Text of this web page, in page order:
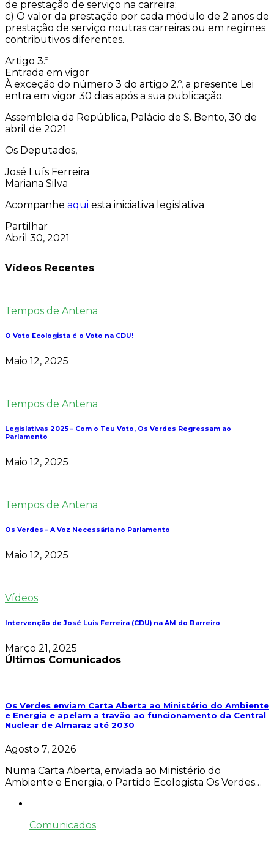
de prestação de serviço na carreira;
c) O valor da prestação por cada módulo de 2 anos de
prestação de serviço noutras carreiras ou em regimes
contributivos diferentes.
Artigo 3.º
Entrada em vigor
À exceção do número 3 do artigo 2.º, a presente Lei
entra em vigor 30 dias após a sua publicação.
Assembleia da República, Palácio de S. Bento, 30 de
abril de 2021
Os Deputados,
José Luís Ferreira
Mariana Silva
Acompanhe aqui esta iniciativa legislativa
Partilhar
Abril 30, 2021
Vídeos Recentes
Tempos de Antena
O Voto Ecologista é o Voto na CDU!
Maio 12, 2025
Tempos de Antena
Legislativas 2025 – Com o Teu Voto, Os Verdes Regressam ao
Parlamento
Maio 12, 2025
Tempos de Antena
Os Verdes – A Voz Necessária no Parlamento
Maio 12, 2025
Vídeos
Intervenção de José Luis Ferreira (CDU) na AM do Barreiro
Março 21, 2025
Últimos Comunicados
Os Verdes enviam Carta Aberta ao Ministério do Ambiente
e Energia e apelam a travão ao funcionamento da Central
Nuclear de Almaraz até 2030
Agosto 7, 2026
Numa Carta Aberta, enviada ao Ministério do
Ambiente e Energia, o Partido Ecologista Os Verdes…
Comunicados